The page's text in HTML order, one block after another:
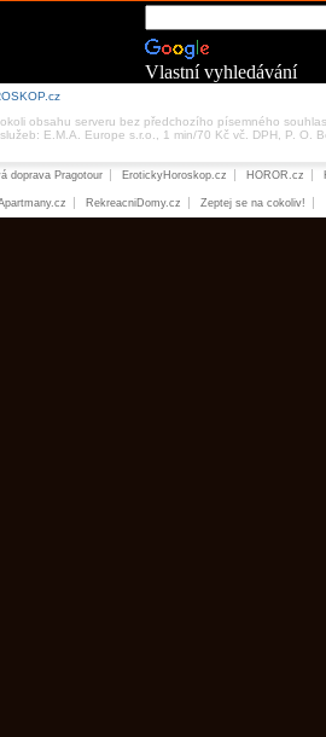
Vlastní vyhledávání
obsahu serveru bez předchozího písemného
E.M.A. Europe s.r.o., 1 min/70 Kč vč. DPH, P. O.
doprava Pragotour ErotickyHoroskop.cz HOROR.cz
RekreacniDomy.cz Zeptej se na cokoliv!